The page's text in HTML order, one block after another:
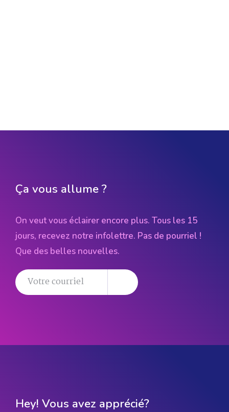
Ça vous allume ?
On veut vous éclairer encore plus. Tous les 15
jours, recevez notre infolettre. Pas de pourriel !
Que des belles nouvelles.
Hey! Vous avez apprécié?